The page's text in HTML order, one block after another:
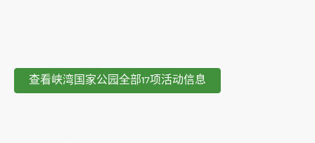
查看峡湾国家公园全部17项活动信息